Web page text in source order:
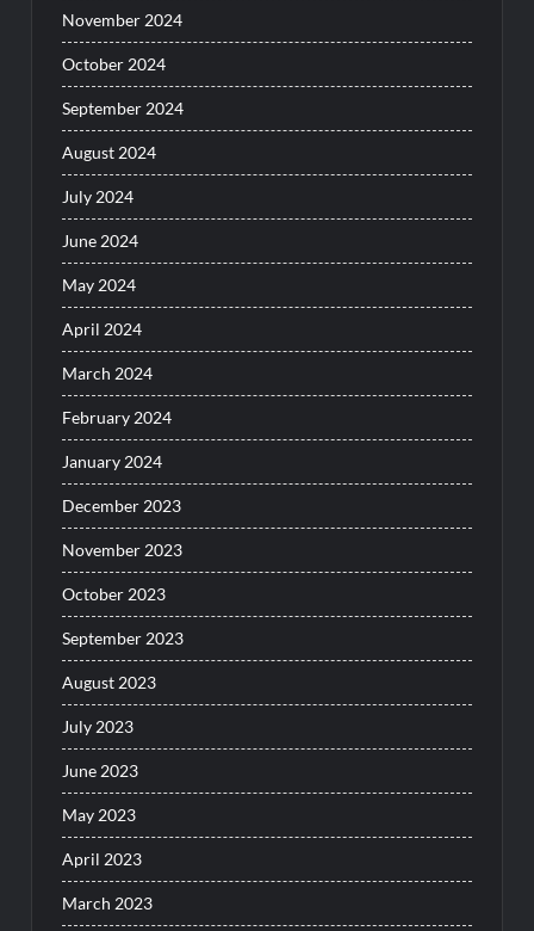
November 2024
October 2024
September 2024
August 2024
July 2024
June 2024
May 2024
April 2024
March 2024
February 2024
January 2024
December 2023
November 2023
October 2023
September 2023
August 2023
July 2023
June 2023
May 2023
April 2023
March 2023